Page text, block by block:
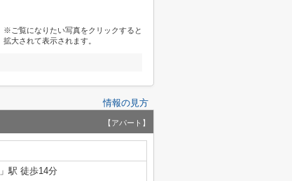
※ご覧になりたい写真をクリックすると
拡大されて表示されます。
情報の見方
【アパート】
」駅 徒歩14分